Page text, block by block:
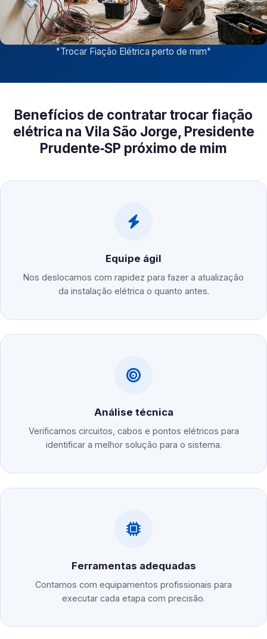
"Trocar Fiação Elétrica perto de mim"
Benefícios de contratar trocar fiação
elétrica na Vila São Jorge, Presidente
Prudente‑SP próximo de mim
Equipe ágil
Nos deslocamos com rapidez para fazer a atualização
da instalação elétrica o quanto antes.
Análise técnica
Verificamos circuitos, cabos e pontos elétricos para
identificar a melhor solução para o sistema.
Ferramentas adequadas
Contamos com equipamentos profissionais para
executar cada etapa com precisão.